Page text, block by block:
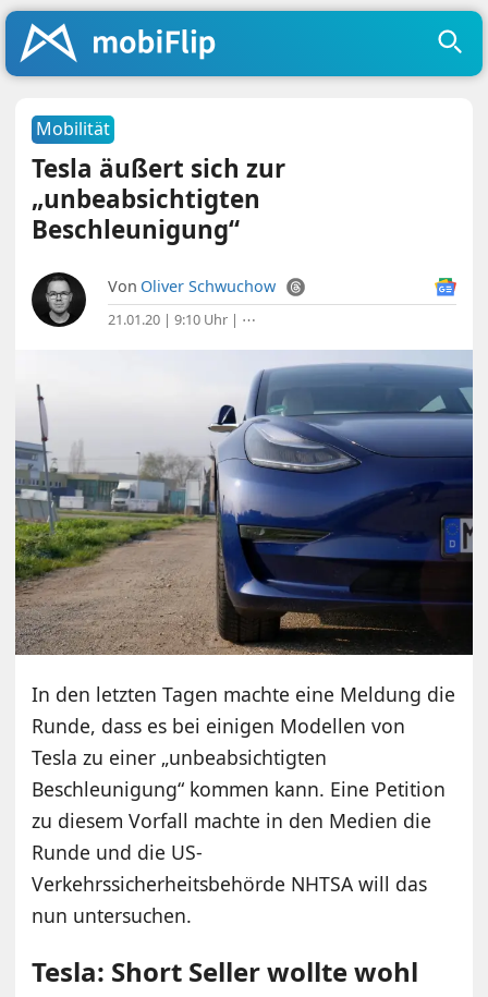
Mobilität
Tesla äußert sich zur
„unbeabsichtigten
Beschleunigung“
Von Oliver Schwuchow
21.01.20 | 9:10 Uhr | ⋯
In den letzten Tagen machte eine Meldung die
Runde, dass es bei einigen Modellen von
Tesla zu einer „unbeabsichtigten
Beschleunigung“ kommen kann. Eine Petition
zu diesem Vorfall machte in den Medien die
Runde und die US-
Verkehrssicherheitsbehörde NHTSA will das
nun untersuchen.
Tesla: Short Seller wollte wohl